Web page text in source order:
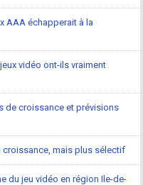
AAA échapperait à la
vidéo ont-ils vraiment
de croissance et prévisions
croissance, mais plus sélectif
du jeu vidéo en région Ile-de-